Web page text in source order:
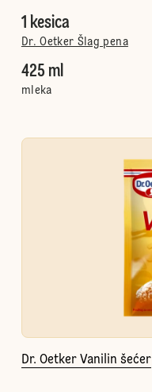
1 kesica
Dr. Oetker Šlag pena
425 ml
mleka
Dr. Oetker Vanilin šećer